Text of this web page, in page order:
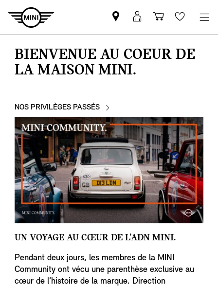
Trouver
un
MINI
Connexion
MyMINI
PanierFavoris
BIENVENUE AU COEUR DE
LA MAISON MINI.
NOS PRIVILÈGES PASSÉS
UN VOYAGE AU CŒUR DE L’ADN MINI.
Pendant deux jours, les membres de la MINI
Community ont vécu une parenthèse exclusive au
cœur de l’histoire de la marque. Direction